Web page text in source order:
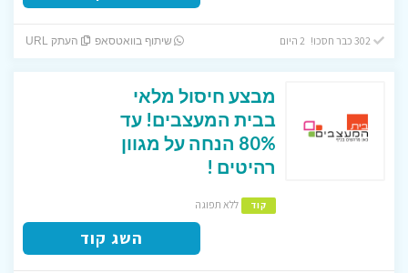
שיתוף בוואטסאפ העתק URL
מבצע חיסול מלאי
בבית המעצבים! עד
80% הנחה על מגוון
רהיטים !
קוד ללא תפוגה
השג קוד